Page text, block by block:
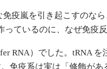
疫嵐を引き起こすのな
っているのに、なぜ免疫
RNA）でした。tRNA
免疫系は実は「修飾が